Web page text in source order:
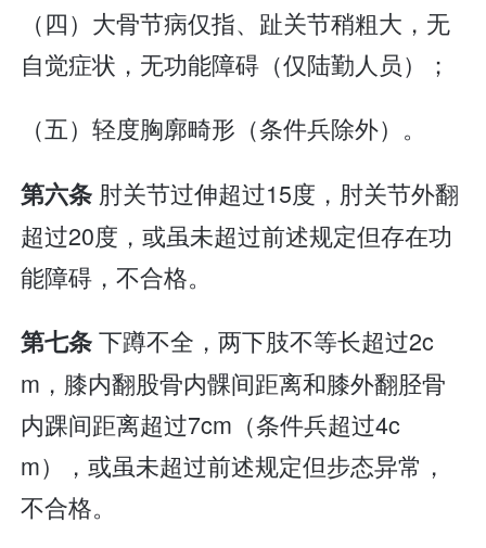
（四）大骨节病仅指、趾关节稍粗大，无
自觉症状，无功能障碍（仅陆勤人员）；
（五）轻度胸廓畸形（条件兵除外）。
第六条 肘关节过伸超过15度，肘关节外翻
超过20度，或虽未超过前述规定但存在功
能障碍，不合格。
第七条下蹲不全，两下肢不等长超过2c
m，膝内翻股骨内髁间距离和膝外翻胫骨
内踝间距离超过7cm（条件兵超过4c
m），或虽未超过前述规定但步态异常，
不合格。